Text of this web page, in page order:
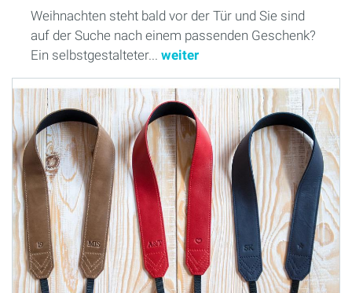
Weihnachten steht bald vor der Tür und Sie sind
auf der Suche nach einem passenden Geschenk?
Ein selbstgestalteter... weiter